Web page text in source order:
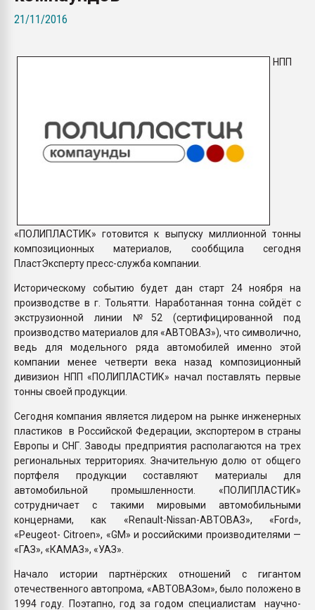
21/11/2016
НПП
«ПОЛИПЛАСТИК» готовится к выпуску миллионной тонны
композиционных материалов, сооббщила сегодня
ПластЭксперту пресс-служба компании.
Историческому событию будет дан старт 24 ноября на
производстве в г. Тольятти. Наработанная тонна сойдёт с
экструзионной линии №52 (сертифицированной под
производство материалов для «АВТОВАЗ»), что символично,
ведь для модельного ряда автомобилей именно этой
компании менее четверти века назад композиционный
дивизион НПП «ПОЛИПЛАСТИК» начал поставлять первые
тонны своей продукции.
Сегодня компания является лидером на рынке инженерных
пластиков в Российской Федерации, экспортером в страны
Европы и СНГ. Заводы предприятия располагаются на трех
региональных территориях. Значительную долю от общего
портфеля продукции составляют материалы для
автомобильной промышленности. «ПОЛИПЛАСТИК»
сотрудничает с такими мировыми автомобильными
концернами, как «Renault-Nissan-АВТОВАЗ», «Ford»,
«Peugeot- Citroen», «GM» и российскими производителями —
«ГАЗ», «КАМАЗ», «УАЗ».
Начало истории партнёрских отношений с гигантом
отечественного автопрома, «АВТОВАЗом», было положено в
1994 году. Поэтапно, год за годом специалистам научно-